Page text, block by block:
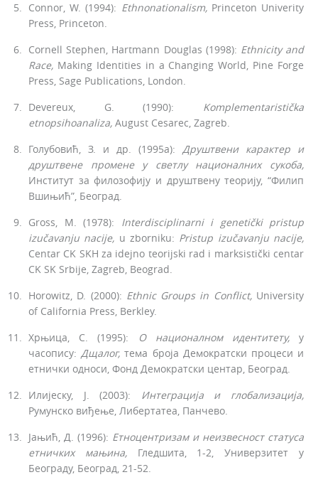
Connor, W. (1994): Ethnonationalism,Princeton Univerity
Press, Princeton.
Cornell Stephen, Hartmann Douglas (1998): Ethnicity and
Race, Making Identities in a Changing World, Pine Forge
Press, Sage Publications, London.
Devereux, G. (1990): Komplementaristička
etnopsihoanaliza, Au­gust Cesarec, Zagreb.
Голубовић, З. и др. (1995а): Друштвени карактер и
друштвене промене у светлу националних сукоба,
Институт за филозофију и друштвену теорију, “Филип
Вшињић”, Београд.
Gross, M. (1978): Interdisciplinarni i genetički pristup
izučavanju nacije, u zborniku: Pristup izučavanju nacije,
Centar CK SKH za idejno teorijski rad i marksistički centar
CK SK Srbije, Zagreb­, Beograd.
Horowitz, D. (2000): Ethnic Groups in Conflict,University
of Cali­fornia Press, Berkley.
Хрњица, С. (1995):
О националном идентитету,у
часопису:Дщалог, тема броја Демократски процеси и
етнички односи, Фонд Демократски центар, Београд.
Илијеску, Ј. (2003): Интеграција и глобализација,
Румунско виђење, Либертатеа, Панчево.
Јањић, Д. (1996): Етноцентризам и неизвесност статуса
етничких мањина,Гледшита, 1-2, Универзитет у
Београду, Београд, 21-52.